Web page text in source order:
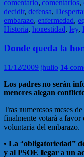
comentario, comentarios,
decidir, defensa,
embarazo, enfermedad,
Historia, honestidad, ley,
Donde queda la
11/12/2009 jhulio 14
Los padres no serán
menores alegan
Tras numerosos meses
finalmente votará a favor
voluntaria del embarazo.
• La “obligatoriedad”
y al PSOE llegar a un